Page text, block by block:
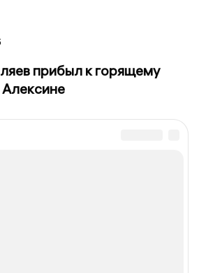
прибыл к горящему
Алексине